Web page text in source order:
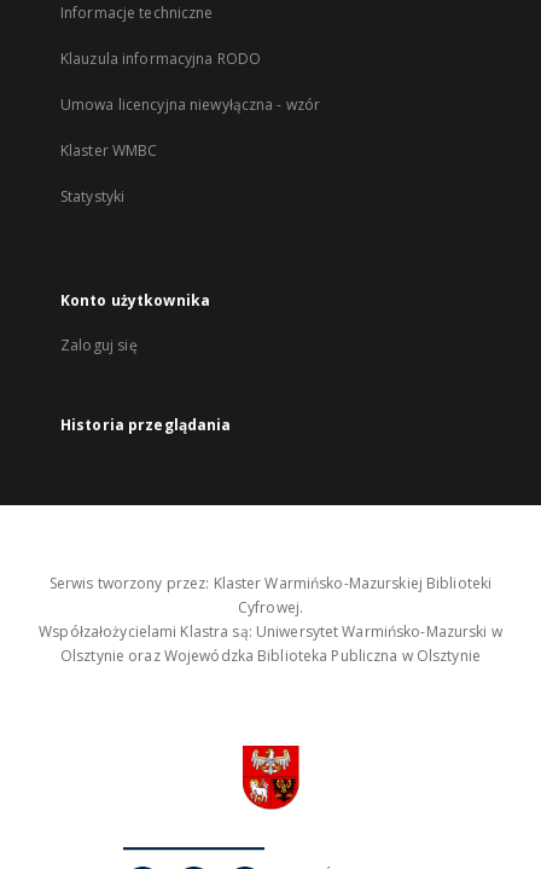
Informacje techniczne
Klauzula informacyjna RODO
Umowa licencyjna niewyłączna - wzór
Klaster WMBC
Statystyki
Konto użytkownika
Zaloguj się
Historia przeglądania
Serwis tworzony przez: Klaster Warmińsko-Mazurskiej Biblioteki
Cyfrowej.
Współzałożycielami Klastra są: Uniwersytet Warmińsko-Mazurski w
Olsztynie oraz Wojewódzka Biblioteka Publiczna w Olsztynie